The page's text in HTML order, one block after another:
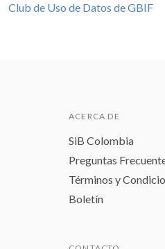
Club de Uso de Datos de GBIF
ACERCA DE
SiB Colombia
Preguntas
Términos y
Boletín